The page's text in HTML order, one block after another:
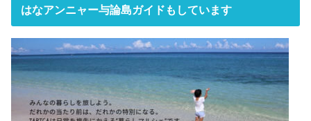
はなアンニャー与論島ガイドもしています